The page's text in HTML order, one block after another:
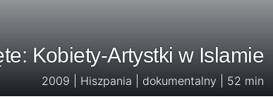
Kobiety-Artystki w Islamie
2009 | Hiszpania | dokumentalny | 52 min